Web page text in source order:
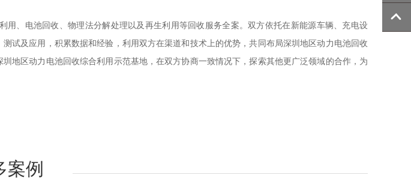
、电池回收、物理法分解处理以及再生利用等回收服务全案。双方依托在新能源车辆、充电设
试及应用，积累数据和经验，利用双方在渠道和技术上的优势，共同布局深圳地区动力电池回收
地区动力电池回收综合利用示范基地，在双方协商一致情况下，探索其他更广泛领域的合作，为
案例